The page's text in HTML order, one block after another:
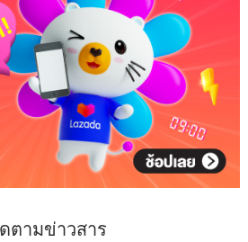
ตามข่าวสาร